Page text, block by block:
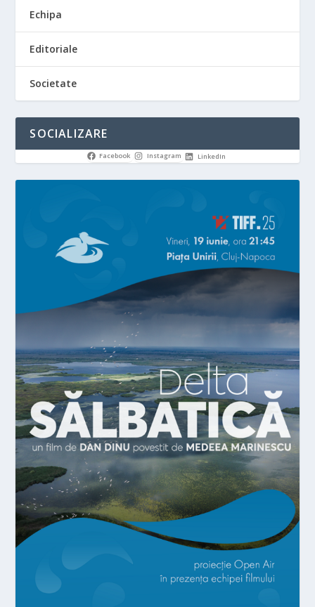
Echipa
Editoriale
Societate
SOCIALIZARE
Facebook Instagram LinkedIn